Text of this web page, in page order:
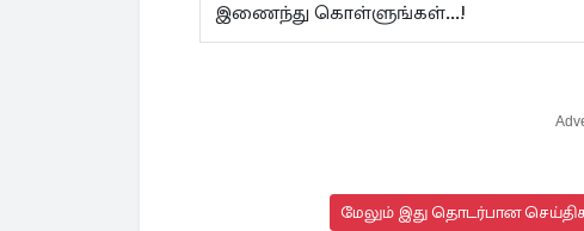
இணைந்து கொள்ளுங்கள்...!
மேலும் இது தொடர்பான